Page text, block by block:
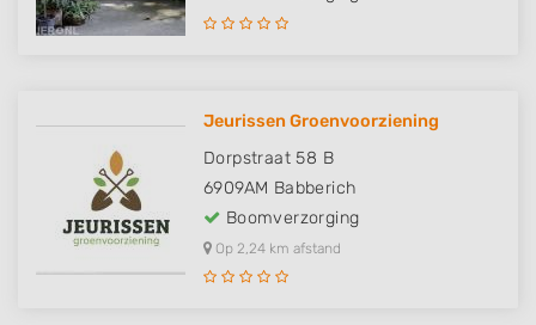
Jeurissen Groenvoorziening
Dorpstraat 58 B
6909AM Babberich
Boomverzorging
Op 2,24 km afstand